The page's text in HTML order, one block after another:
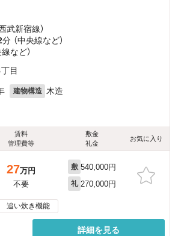
武新宿線）
分 （中央線など）
線など）
目
建物構造 木造
賃料
管理費等
敷金
礼金
お気に入り
27万円
不要
敷 540,000円
礼 270,000円
追い炊き機能
詳細を見る